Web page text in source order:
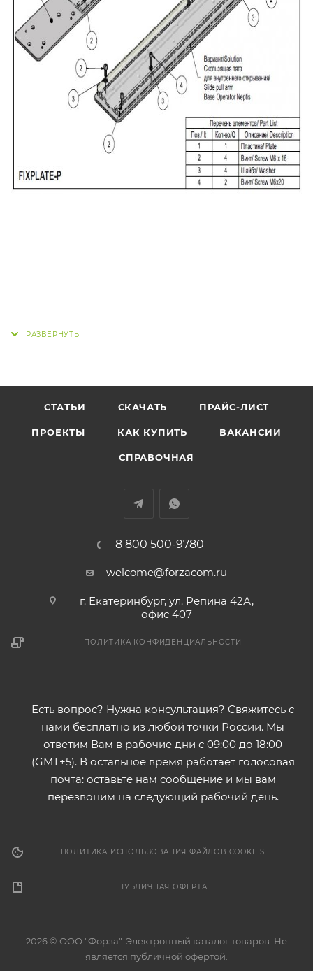
СТАТЬИ СКАЧАТЬ ПРАЙС-ЛИСТ
ПРОЕКТЫ КАК КУПИТЬ ВАКАНСИИ
СПРАВОЧНАЯ
8 800 500-9780
welcome@forzacom.ru
г. Екатеринбург, ул. Репина 42А,
офис 407
ПОЛИТИКА КОНФИДЕНЦИАЛЬНОСТИ
Есть вопрос? Нужна консультация? Свяжитесь с
нами бесплатно из любой точки России. Мы
ответим Вам в рабочие дни с 09:00 до 18:00
(GMT+5). В остальное время работает голосовая
почта: оставьте нам сообщение и мы вам
перезвоним на следующий рабочий день.
ПОЛИТИКА ИСПОЛЬЗОВАНИЯ ФАЙЛОВ COOKIES
ПУБЛИЧНАЯ ОФЕРТА
2026 © ООО "Форза". Электронный каталог товаров. Не
является публичной офертой.